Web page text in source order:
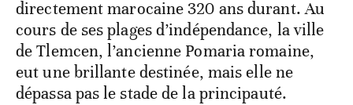
directement marocaine 320 ans durant. Au
cours de ses plages d’indépendance, la ville
de Tlemcen, l’ancienne Pomaria romaine,
eut une brillante destinée, mais elle ne
dépassa pas le stade de la principauté.